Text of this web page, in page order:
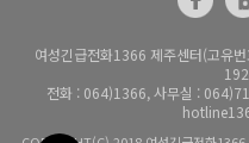
여성긴급전화1366 제주센터(고유
전화 : 064)1366, 사무실 :